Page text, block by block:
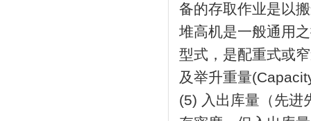
备的存取作业是以
堆高机是一般通用
型式，是配重式或
及举升重量
(5) 入出库量（先进